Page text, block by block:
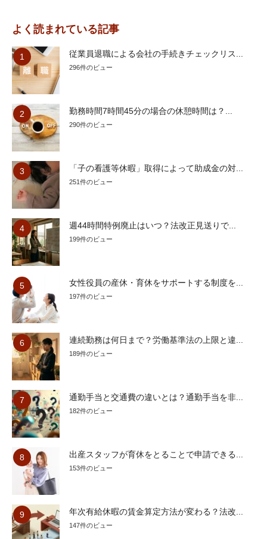
よく読まれている記事
従業員退職による会社の手続きチェックリス...
296件のビュー
勤務時間7時間45分の場合の休憩時間は？...
290件のビュー
「子の看護等休暇」取得によって助成金の対...
251件のビュー
週44時間特例廃止はいつ？法改正見送りで...
199件のビュー
女性役員の産休・育休をサポートする制度を...
197件のビュー
連続勤務は何日まで？労働基準法の上限と違...
189件のビュー
通勤手当と交通費の違いとは？通勤手当を非...
182件のビュー
出産スタッフが育休をとることで申請できる...
153件のビュー
年次有給休暇の賃金算定方法が変わる？法改...
147件のビュー